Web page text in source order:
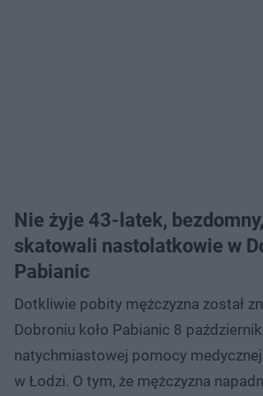
Nie żyje 43-latek,
skatowali nastolatkowie w
Pabianic
Dotkliwie pobity mężczyzna został
Dobroniu koło Pabianic 8
natychmiastowej pomocy
w Łodzi. O tym, że mężczyzna